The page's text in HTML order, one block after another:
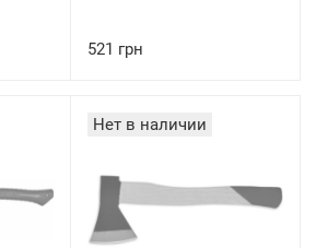
521 грн
Нет в наличии